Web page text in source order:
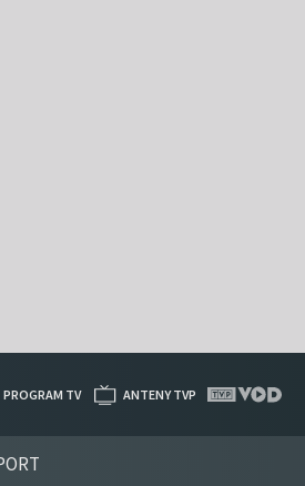
PROGRAM TV ANTENY TVP